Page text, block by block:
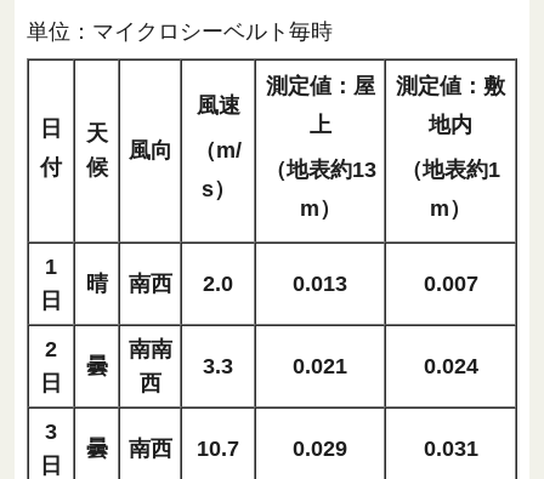
単位：マイクロシーベルト毎時
日
付
天
候
風向
風速
（m/
s）
測定値：屋
上
（地表約13
m）
測定値：敷
地内
（地表約1
m）
1
日
晴 南西 2.0 0.013 0.007
2
日
曇
南南
西
3.3 0.021 0.024
3
日
曇 南西 10.7 0.029 0.031